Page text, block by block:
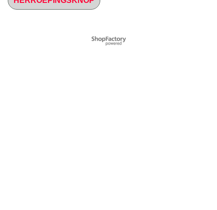
Webwinkel gemaakt met
ShopFactory webwinkel